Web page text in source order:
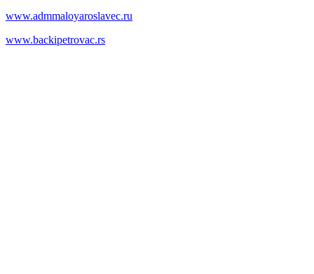
www.admmaloyaroslavec.ru
www.backipetrovac.rs